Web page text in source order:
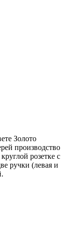
Золото
производство
розетке с
ручки (левая и